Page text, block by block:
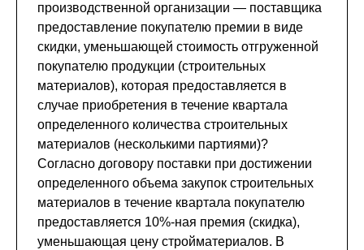
производственной организации — поставщика
предоставление покупателю премии в виде
скидки, уменьшающей стоимость отгруженной
покупателю продукции (строительных
материалов), которая предоставляется в
случае приобретения в течение квартала
определенного количества строительных
материалов (несколькими партиями)?
Согласно договору поставки при достижении
определенного объема закупок строительных
материалов в течение квартала покупателю
предоставляется 10%-ная премия (скидка),
уменьшающая цену стройматериалов. В